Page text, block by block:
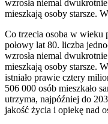
wzrosła niemal
mieszkają osoby starsze.
Co trzecia osoba w wieku
połowy lat 80. liczba
wzrosła niemal
mieszkają osoby starsze.
istniało prawie cztery
506 000 osób mieszkało
utrzyma, najpóźniej do
jakość życia i opiekę nad